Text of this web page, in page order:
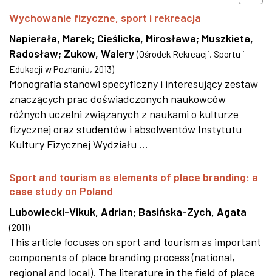
Wychowanie fizyczne, sport i rekreacja
Napierała, Marek; Cieślicka, Mirosława; Muszkieta,
Radosław; Zukow, Walery (Ośrodek Rekreacji, Sportu i
Edukacji w Poznaniu, 2013)
Monografia stanowi specyficzny i interesujący zestaw
znaczących prac doświadczonych naukowców
różnych uczelni związanych z naukami o kulturze
fizycznej oraz studentów i absolwentów Instytutu
Kultury Fizycznej Wydziału ...
Sport and tourism as elements of place branding: a
case study on Poland
Lubowiecki-Vikuk, Adrian; Basińska-Zych, Agata
(2011)
This article focuses on sport and tourism as important
components of place branding process (national,
regional and local). The literature in the field of place